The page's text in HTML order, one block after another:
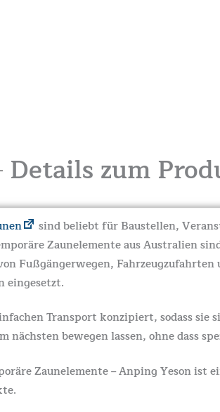
Details zum
sind beliebt für Baustellen,
Zaunelemente aus Australien
Fußgängerwegen,
eingesetzt.
Transport konzipiert, sodass sie
nächsten bewegen lassen, ohne dass
Zaunelemente – Anping Yeson